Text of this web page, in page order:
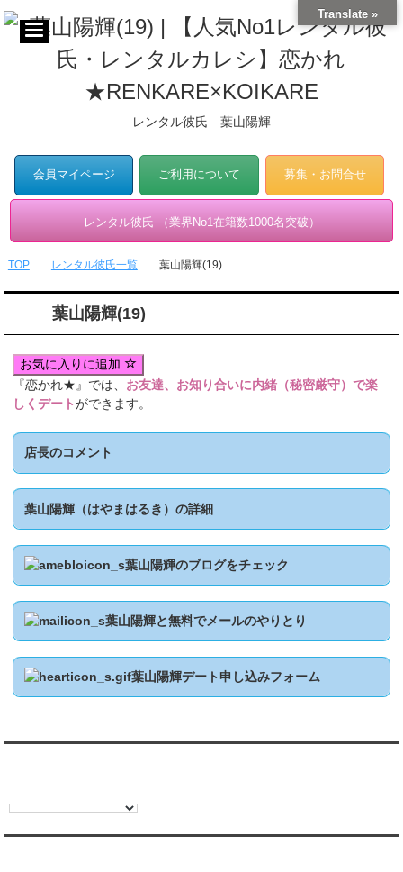
レンタル彼氏 葉山陽輝
会員マイページ ご利用について 募集・お問合せ
レンタル彼氏 （業界No1在籍数1000名突破）
TOP レンタル彼氏一覧 葉山陽輝(19)
葉山陽輝(19)
お気に入りに追加
『恋かれ★』では、 お友達、お知り合いに内緒（秘密厳守）で楽
しくデートができます。
店長のコメント
葉山陽輝（はやまはるき）の詳細
葉山陽輝のブログをチェック
葉山陽輝と無料でメールのやりとり
葉山陽輝デート申し込みフォーム
Translate »